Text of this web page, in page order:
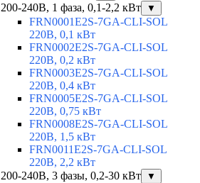
200-240В, 1 фаза, 0,1-2,2 кВт ▼
FRN0001E2S-7GA-CLI-SOL
220В, 0,1 кВт
FRN0002E2S-7GA-CLI-SOL
220В, 0,2 кВт
FRN0003E2S-7GA-CLI-SOL
220В, 0,4 кВт
FRN0005E2S-7GA-CLI-SOL
220В, 0,75 кВт
FRN0008E2S-7GA-CLI-SOL
220В, 1,5 кВт
FRN0011E2S-7GA-CLI-SOL
220В, 2,2 кВт
200-240В, 3 фазы, 0,2-30 кВт
▼